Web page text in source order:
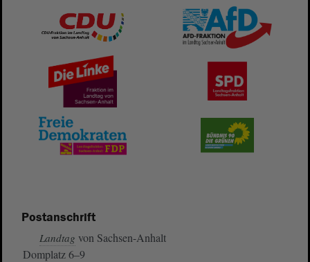
Postanschrift
Landtag von Sachsen-Anhalt
Domplatz 6–9